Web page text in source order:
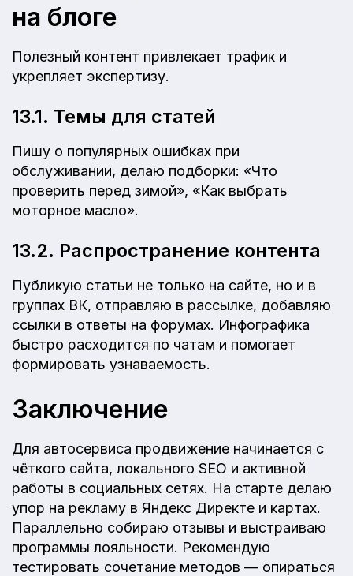
на блоге
Полезный контент привлекает трафик и
укрепляет экспертизу.
13.1. Темы для статей
Пишу о популярных ошибках при
обслуживании, делаю подборки: «Что
проверить перед зимой», «Как выбрать
моторное масло».
13.2. Распространение контента
Публикую статьи не только на сайте, но и в
группах ВК, отправляю в рассылке, добавляю
ссылки в ответы на форумах. Инфографика
быстро расходится по чатам и помогает
формировать узнаваемость.
Заключение
Для автосервиса продвижение начинается с
чёткого сайта, локального SEO и активной
работы в социальных сетях. На старте делаю
упор на рекламу в Яндекс Директе и картах.
Параллельно собираю отзывы и выстраиваю
программы лояльности. Рекомендую
тестировать сочетание методов — опираться